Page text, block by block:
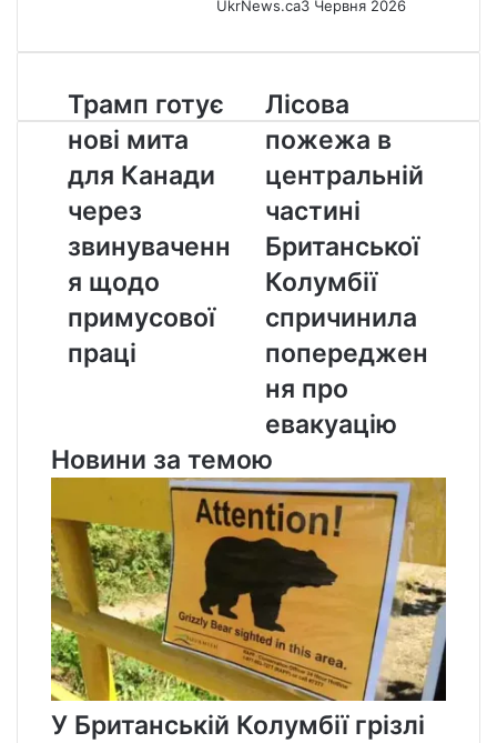
UkrNews.ca3 Червня 2026
Трамп
готує
нові
мита
для
Канади
через
звинувачення
щодо
праці
Трамп готує
нові мита
для Канади
через
звинуваченн
я щодо
примусової
праці
Лісова
пожежа
в
центральній
частині
Британської
Колумбії
спричинила
попередження
евакуацію
Лісова
пожежа в
центральній
частині
Британської
Колумбії
спричинила
попереджен
ня про
евакуацію
Новини за темою
У Британській Колумбії грізлі